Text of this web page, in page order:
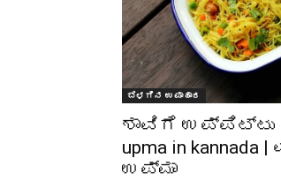
ಬೆಳಗಿನ ಉಪಾಹಾರ
ಶಾವಿಗೆ ಉಪ್ಪಿಟ್ಟು
upma in
ಉಪ್ಮಾ